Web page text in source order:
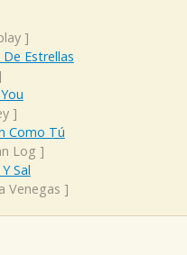
]
Estrellas
]
Como Tú
Log ]
Sal
Venegas ]